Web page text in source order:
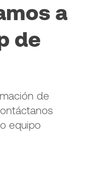
a
de
de
equipo